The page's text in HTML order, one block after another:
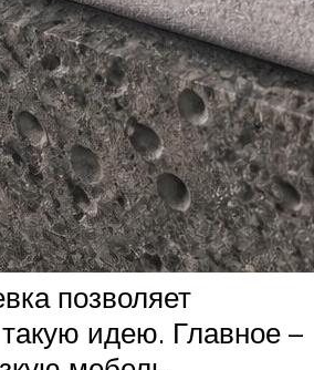
позволяет
идею. Главное –